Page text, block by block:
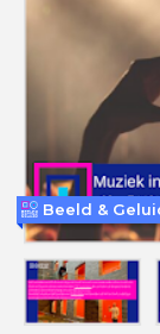
Beeld &